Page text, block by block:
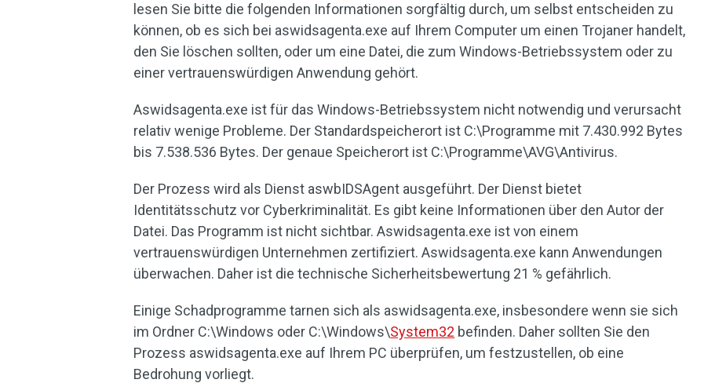
lesen Sie bitte die folgenden Informationen sorgfältig durch, um selbst entscheiden zu
können, ob es sich bei aswidsagenta.exe auf Ihrem Computer um einen Trojaner handelt,
den Sie löschen sollten, oder um eine Datei, die zum Windows-Betriebssystem oder zu
einer vertrauenswürdigen Anwendung gehört.
Aswidsagenta.exe ist für das Windows-Betriebssystem nicht notwendig und verursacht
relativ wenige Probleme. Der Standardspeicherort ist C:\Programme mit 7.430.992 Bytes
bis 7.538.536 Bytes. Der genaue Speicherort ist C:\Programme\AVG\Antivirus.
Der Prozess wird als Dienst aswbIDSAgent ausgeführt. Der Dienst bietet
Identitätsschutz vor Cyberkriminalität. Es gibt keine Informationen über den Autor der
Datei. Das Programm ist nicht sichtbar. Aswidsagenta.exe ist von einem
vertrauenswürdigen Unternehmen zertifiziert. Aswidsagenta.exe kann Anwendungen
überwachen. Daher ist die technische Sicherheitsbewertung 21 % gefährlich.
Einige Schadprogramme tarnen sich als aswidsagenta.exe, insbesondere wenn sie sich
im Ordner C:\Windows oder C:\Windows\System32 befinden. Daher sollten Sie den
Prozess aswidsagenta.exe auf Ihrem PC überprüfen, um festzustellen, ob eine
Bedrohung vorliegt.